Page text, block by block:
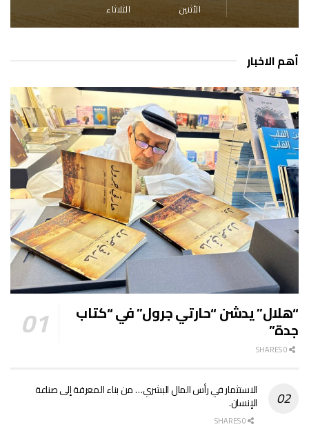
الأثنين الثلاثاء
أهم الاخبار
“هلال” يدشن “حارتي جرول” في “كتاب
جدة”
الاستثمار في رأس المال البشري… من بناء المعرفة إلى صناعة
الإنسان.